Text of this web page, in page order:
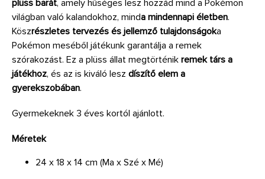
plüss barát, amely hűséges lesz hozzád mind a Pokémon
világban való kalandokhoz, minda mindennapi életben.
Köszrészletes tervezés és jellemző tulajdonságoka
Pokémon meséből játékunk garantálja a remek
szórakozást. Ez a plüss állat megtörténik remek társ a
játékhoz, és az is kiváló lesz díszítő elem a
gyerekszobában.
Gyermekeknek 3 éves kortól ajánlott.
Méretek
24 x 18 x 14 cm (Ma x Szé x Mé)